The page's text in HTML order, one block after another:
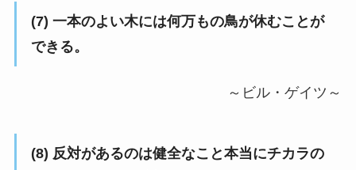
(7) 一本のよい木には何万もの鳥が休むことが
できる。
～ビル・ゲイツ～
(8) 反対があるのは健全なこと本当にチカラの